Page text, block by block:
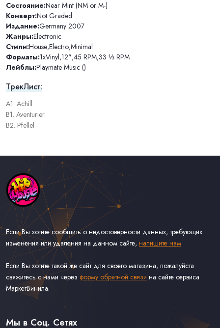
Состояние:Near Mint (NM or M-)
Конверт:Not Graded
Издание:Germany 2007
Жанры:Electronic
Стили:House,Electro,Minimal
Форматы:1xVinyl,12",45 RPM,33 ⅓ RPM
Лейблы:Playmate Music ()
ТрекЛист:
A1. Achill
B1. Aventurier
B2. Pfellel
Если Вы хотите сообщить о недостоверности данных, требующих
изменения или удаления на данном сайте, напишите нам.
Если Вы хотите такой же сайт для своего магазина, пожалуйста
свяжитесь с нами через форму обратной связи на сайте сервиса
МаркетВинила.
Каталог Музыки на Виниле В Наличии
Доставка и Оплата
Мы в Соц. Сетях